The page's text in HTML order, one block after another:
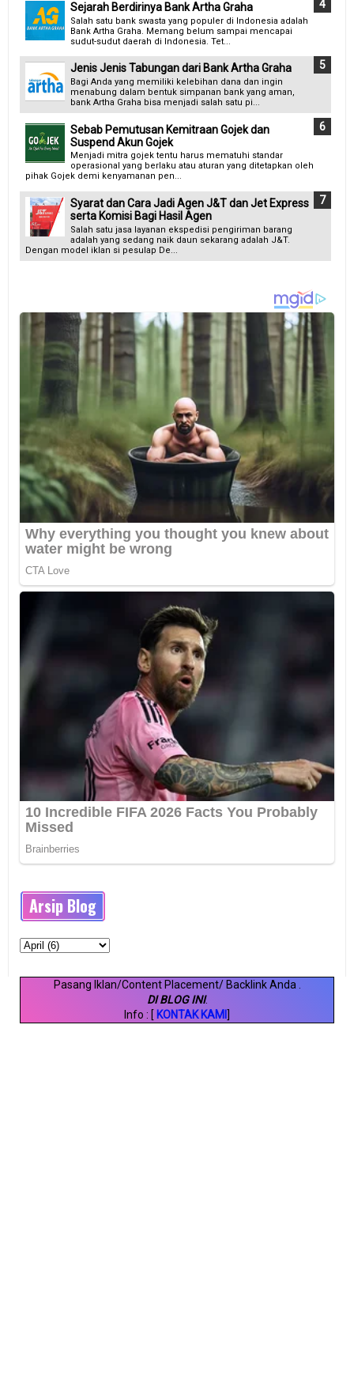
Sejarah Berdirinya Bank Artha Graha
Salah satu bank swasta yang populer di Indonesia adalah
Bank Artha Graha. Memang belum sampai mencapai
sudut-sudut daerah di Indonesia. Tet...
Jenis Jenis Tabungan dari Bank Artha Graha
Bagi Anda yang memiliki kelebihan dana dan ingin
menabung dalam bentuk simpanan bank yang aman,
bank Artha Graha bisa menjadi salah satu pi...
Sebab Pemutusan Kemitraan Gojek dan
Suspend Akun Gojek
Menjadi mitra gojek tentu harus mematuhi standar
operasional yang berlaku atau aturan yang ditetapkan oleh
pihak Gojek demi kenyamanan pen...
Syarat dan Cara Jadi Agen J&T dan Jet Express
serta Komisi Bagi Hasil Agen
Salah satu jasa layanan ekspedisi pengiriman barang
adalah yang sedang naik daun sekarang adalah J&T.
Dengan model iklan si pesulap De...
Arsip Blog
Pasang Iklan/Content Placement/ Backlink Anda
DI BLOG INI.
Info : [ KONTAK KAMI ]